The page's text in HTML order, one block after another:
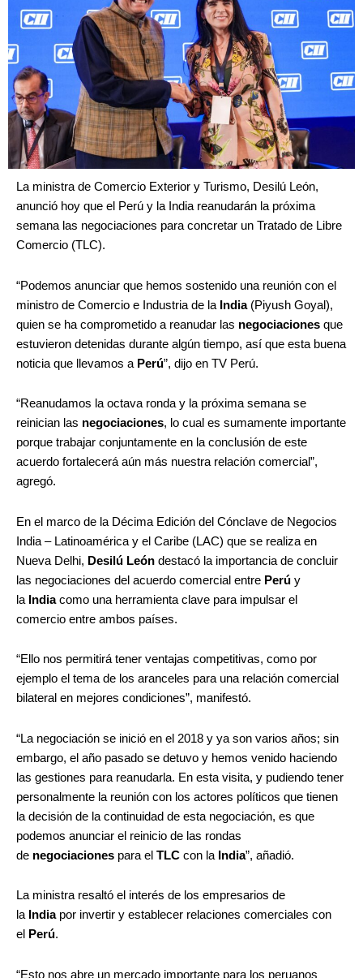
La ministra de Comercio Exterior y Turismo, Desilú León,
anunció hoy que el Perú y la India reanudarán la próxima
semana las negociaciones para concretar un Tratado de Libre
Comercio (TLC).
“Podemos anunciar que hemos sostenido una reunión con el
ministro de Comercio e Industria de la India (Piyush Goyal),
quien se ha comprometido a reanudar las negociaciones que
estuvieron detenidas durante algún tiempo, así que esta buena
noticia que llevamos a Perú”, dijo en TV Perú.
“Reanudamos la octava ronda y la próxima semana se
reinician las negociaciones, lo cual es sumamente importante
porque trabajar conjuntamente en la conclusión de este
acuerdo fortalecerá aún más nuestra relación comercial”,
agregó.
En el marco de la Décima Edición del Cónclave de Negocios
India – Latinoamérica y el Caribe (LAC) que se realiza en
Nueva Delhi, Desilú León destacó la importancia de concluir
las negociaciones del acuerdo comercial entre Perú y
la Indiacomo una herramienta clave para impulsar el
comercio entre ambos países.
“Ello nos permitirá tener ventajas competitivas, como por
ejemplo el tema de los aranceles para una relación comercial
bilateral en mejores condiciones”, manifestó.
“La negociación se inició en el 2018 y ya son varios años; sin
embargo, el año pasado se detuvo y hemos venido haciendo
las gestiones para reanudarla. En esta visita, y pudiendo tener
personalmente la reunión con los actores políticos que tienen
la decisión de la continuidad de esta negociación, es que
podemos anunciar el reinicio de las rondas
de negociaciones para el TLC con la India”, añadió.
La ministra resaltó el interés de los empresarios de
la India por invertir y establecer relaciones comerciales con
el
Perú.
“Esto nos abre un mercado importante para los peruanos